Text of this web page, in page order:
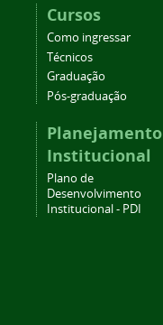
Cursos
Como ingressar
Técnicos
Graduação
Pós-graduação
Planejamento
Institucional
Plano de
Desenvolvimento
Institucional - PDI